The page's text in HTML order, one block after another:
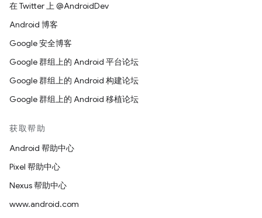
在 Twitter 上 @AndroidDev
Android 博客
Google 安全博客
Google 群组上的 Android 平台论坛
Google 群组上的 Android 构建论坛
Google 群组上的 Android 移植论坛
获取帮助
Android 帮助中心
Pixel 帮助中心
Nexus 帮助中心
www.android.com